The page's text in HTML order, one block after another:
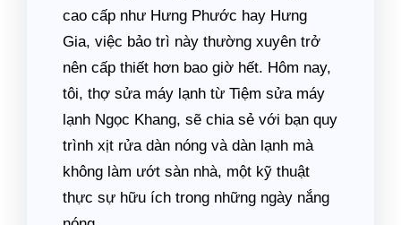
cao cấp như Hưng Phước hay Hưng
Gia, việc bảo trì này thường xuyên trở
nên cấp thiết hơn bao giờ hết. Hôm nay,
tôi, thợ sửa máy lạnh từ Tiệm sửa máy
lạnh Ngọc Khang, sẽ chia sẻ với bạn quy
trình xịt rửa dàn nóng và dàn lạnh mà
không làm ướt sàn nhà, một kỹ thuật
thực sự hữu ích trong những ngày nắng